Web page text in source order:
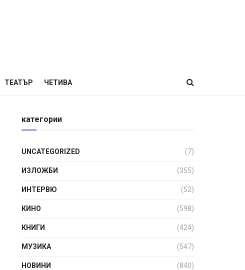
ТЕАТЪР ЧЕТИВА
категории
UNCATEGORIZED (7)
ИЗЛОЖБИ (355)
ИНТЕРВЮ (52)
КИНО (598)
КНИГИ (424)
МУЗИКА (547)
НОВИНИ (840)